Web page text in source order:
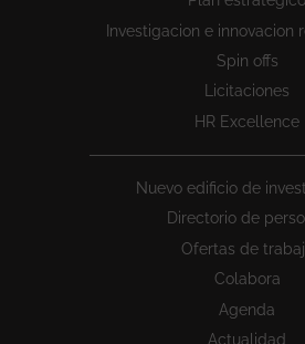
Investigacion e innovacion
Spin offs
Licitaciones
HR Excellence
Nuevo edificio de
Directorio de
Ofertas de
Colabora
Agenda
Actualidad